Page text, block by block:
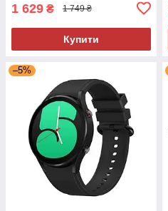
1 629 ₴ 1 749 ₴
Купити
–5%